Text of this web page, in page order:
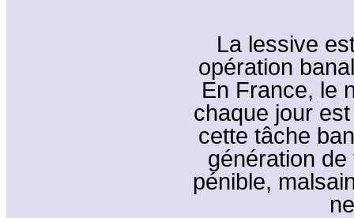
La lessive
opération
En France, le
chaque jour
cette tâche
génération
pénible,